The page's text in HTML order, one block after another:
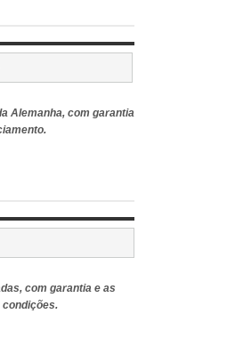
Alemanha, com garantia
com garantia e as